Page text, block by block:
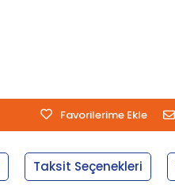
Favorilerime Ekle
Taksit Seçenekleri